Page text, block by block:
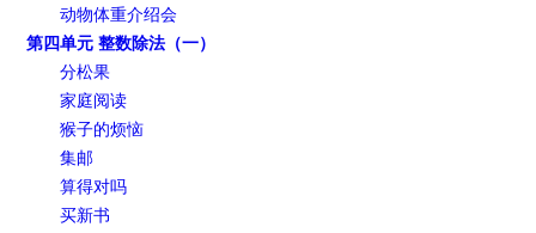
动物体重介绍会
第四单元 整数除法（一）
分松果
家庭阅读
猴子的烦恼
集邮
算得对吗
买新书